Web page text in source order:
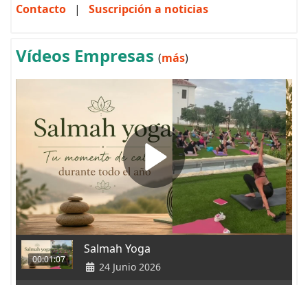
Contacto | Suscripción a noticias
Vídeos Empresas (más)
00:01:07
Salmah Yoga
24 Junio 2026